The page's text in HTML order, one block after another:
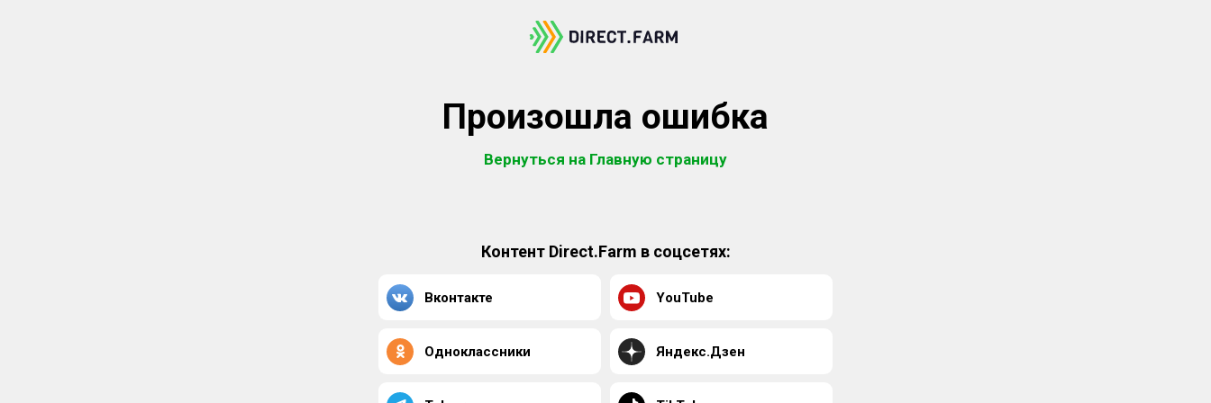
Произошла ошибка
Вернуться на Главную страницу
Контент Direct.Farm в соцсетях:
Вконтакте YouTube
Одноклассники Яндекс.Дзен